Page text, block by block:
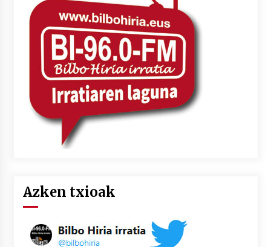
SOINUGELA: Paul McCartney eta Ringo Starr-en
lan berriak
2026/07/03
MUSIBLA #297: Bide, Boards Of Canada, Somak,
Tiga, Twisted Teens, Underscores, Habia
2026/07/02
Azken txioak